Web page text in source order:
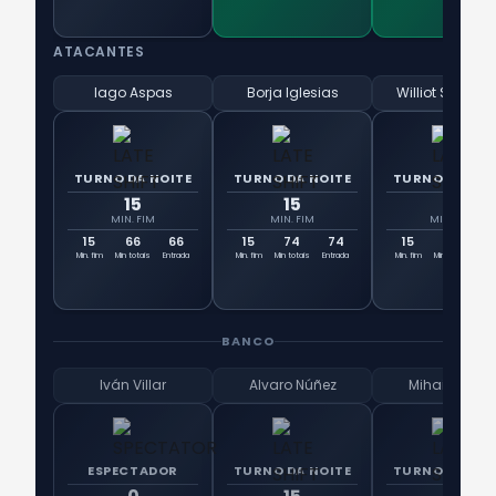
ATACANTES
Iago Aspas
TURNO DA NOITE
15
MIN. FIM
15
Min. fim
66
Min totais
66
Entrada
Borja Iglesias
TURNO DA NOITE
15
MIN. FIM
15
Min. fim
74
Min totais
74
Entrada
Williot
TURNO DA
MIN. FIM
15
Min. fim Min totais
BANCO
Iván Villar
ESPECTADOR
Alvaro Núñez
TURNO DA NOITE
Mihailo Ristić
TURNO DA